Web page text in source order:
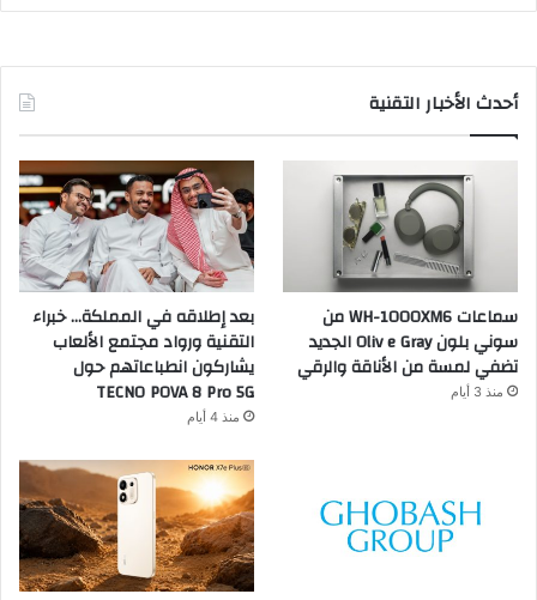
أحدث الأخبار التقنية
سماعات WH-1000XM6 من
سوني بلون Oliv e Gray الجديد
تضفي لمسة من الأناقة والرقي
منذ 3 أيام
بعد إطلاقه في المملكة… خبراء
التقنية ورواد مجتمع الألعاب
يشاركون انطباعاتهم حول
TECNO POVA 8 Pro 5G
منذ 4 أيام